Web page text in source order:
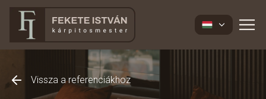
Vissza a referenciákhoz